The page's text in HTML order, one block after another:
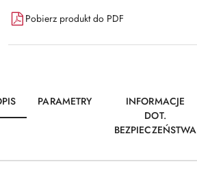
Pobierz produkt do PDF
PARAMETRY
INFORMACJE
DOT.
BEZPIECZEŃSTWA